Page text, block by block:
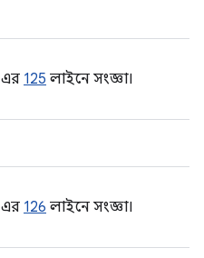
এর 125 লাইনে সংজ্ঞা।
এর 126 লাইনে সংজ্ঞা।